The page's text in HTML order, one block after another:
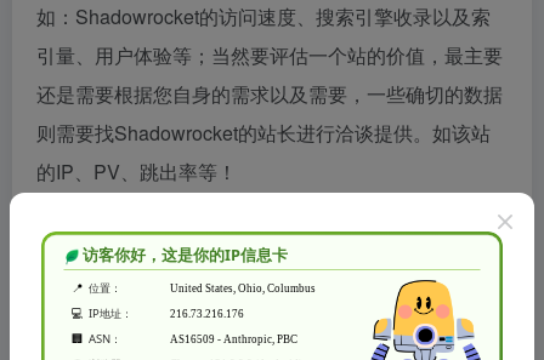
如：Shadowrocket的访问速度、搜索引擎收录以及索
引量、用户体验等；当然要评估一个站的价值，最主要
还是需要根据您自身的需求以及需要，一些确切的数据
则需要找Shadowrocket的站长进行洽谈提供。如该站
的IP、PV、跳出率等！
特别声明
本站水木纱纪提供的Shadowrocket都来源于网络，不保证外部
链接的准确性和完整性，同时，对于该外部链接的指向，不由
水木纱纪实际控制，在2022年11月15日 上午11:59收录时，该